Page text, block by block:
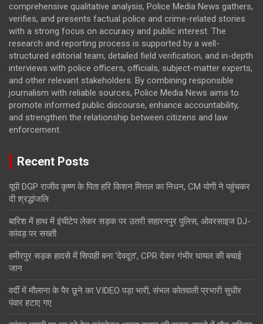
comprehensive qualitative analysis, Police Media News gathers,
verifies, and presents factual police and crime-related stories
with a strong focus on accuracy and public interest. The
research and reporting process is supported by a well-
structured editorial team, detailed field verification, and in-depth
interviews with police officers, officials, subject-matter experts,
and other relevant stakeholders. By combining responsible
journalism with reliable sources, Police Media News aims to
promote informed public discourse, enhance accountability,
and strengthen the relationship between citizens and law
enforcement.
Recent Posts
यूपी DGP राजीव कृष्ण के पिता हरि किशन मित्तल का निधन, CM योगी ने पहुंचकर
दी श्रद्धांजलि
बारिश में हाथ में इंचीटेप लेकर सड़क पर उतरी सहारनपुर पुलिस, ओवरसाइज DJ-
कांवड़ पर सख्ती
हमीरपुर सड़क हादसे में सिपाही बना ‘देवदूत’, CPR देकर गंभीर घायल की बचाई
जान
वर्दी में मौलाना के पैर छूने का VIDEO पड़ा भारी, संभल कोतवाली प्रभारी सुधीर
पंवार हटाए गए